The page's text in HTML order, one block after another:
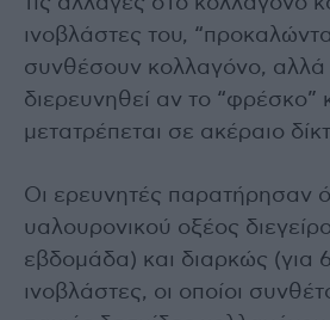
ινοβλάστες του,
συνθέσουν κολλαγόνο, αλλά
διερευνηθεί αν το “φρέσκο”
μετατρέπεται σε ακέραιο
Οι ερευνητές παρατήρησαν
υαλουρονικού οξέος
εβδομάδα) και διαρκώς (για
ινοβλάστες, οι οποίοι